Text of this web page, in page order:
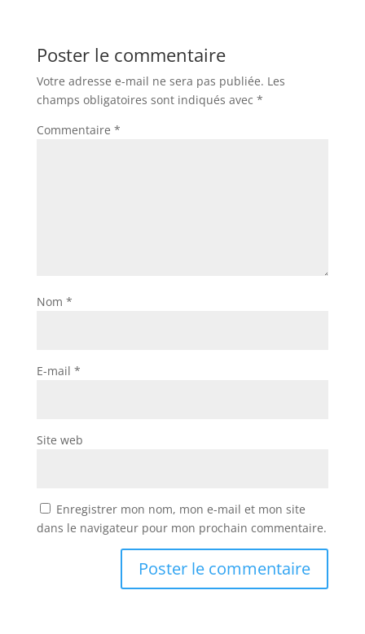
Poster le commentaire
Votre adresse e-mail ne sera pas publiée. Les
champs obligatoires sont indiqués avec *
Commentaire *
Nom *
E-mail *
Site web
Enregistrer mon nom, mon e-mail et mon site
dans le navigateur pour mon prochain commentaire.